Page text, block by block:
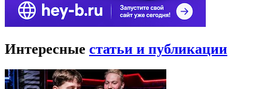
Интересные статьи и публикации